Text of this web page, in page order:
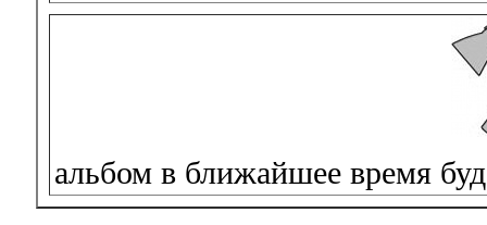
альбом в ближайшее время